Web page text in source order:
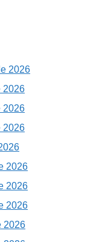
2026
2026
2026
2026
2026
2026
2026
2026